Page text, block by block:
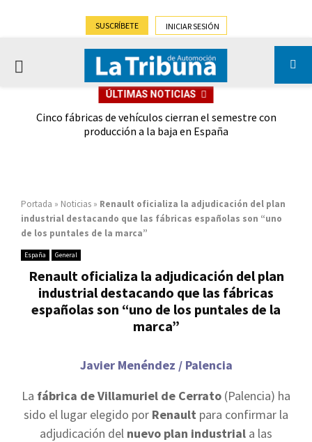
SUSCRÍBETE INICIAR SESIÓN
PRIMARY
ÚLTIMAS NOTICIAS
Cinco fábricas de vehículos cierran el semestre con
producción a la baja en España
Portada » Noticias » Renault oficializa la adjudicación del plan
industrial destacando que las fábricas españolas son “uno
de los puntales de la marca”
España General
Renault oficializa la adjudicación del plan
industrial destacando que las fábricas
españolas son “uno de los puntales de la
marca”
Javier Menéndez / Palencia
La fábrica de Villamuriel de Cerrato (Palencia) ha
sido el lugar elegido por Renault para confirmar la
adjudicación del nuevo plan industrial a las